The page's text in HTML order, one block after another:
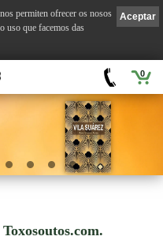
0
Aceptar
permiten ofrecer os nosos
uso que facemos das